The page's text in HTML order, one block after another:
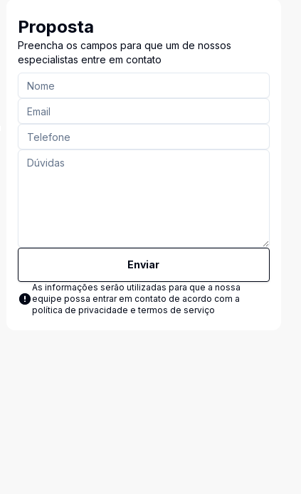
Proposta
Preencha os campos para que um de nossos
especialistas entre em contato
Enviar
As informações serão utilizadas para que a nossa
equipe possa entrar em contato de acordo com a
política de privacidade e termos de serviço